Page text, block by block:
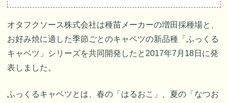
オタフクソース株式会社は種苗メーカーの増田採種場と、
お好み焼に適した季節ごとのキャベツの新品種「ふっくる
キャベツ」シリーズを共同開発したと2017年7月18日に発
表しました。
ふっくるキャベツとは、春の「はるおこ」、夏の「なつお